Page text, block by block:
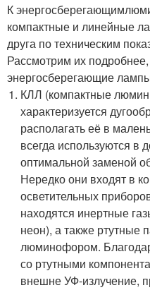
К
компактные и линейные
друга по техническим
Рассмотрим их подробнее,
энергосберегающие
КЛЛ (компактные
характеризуется
располагать её в
всегда используются в
оптимальной заменой
Нередко они входят в
осветительных
находятся инертные
неон), а также ртутные
люминофором.
со ртутными
внешне УФ-излучение,